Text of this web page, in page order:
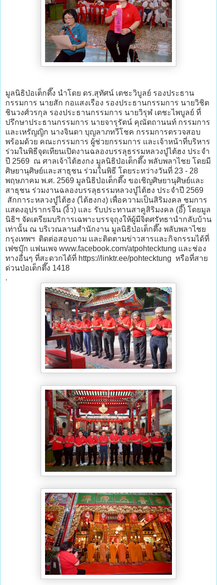
มูลนิธิป่อเต็กตึ๊ง นำโดย ดร.สุทัศน์ เตชะวิบูลย์ รองประธาน
กรรมการ นายสัก กอแสงเรือง รองประธานกรรมการ นายวิชิต
ชินวงศ์วรกุล รองประธานกรรมการ นายวิรุฬ เตชะไพบูลย์ ที่
ปรึกษาประธานกรรมการ นายจารุรัตน์ คุณัตถานนท์ กรรมการ
และเหรัญญิก นางจินดา บุญลาภทวีโชค กรรมการตรวจสอบ
พร้อมด้วย คณะกรรมการ ผู้ช่วยกรรมการ และเจ้าหน้าที่บริหาร
ร่วมในพิธีจุดเทียนเปิดงานฉลองบรรลุธรรมหลวงปู่ไต้ฮง ประจำ
ปี 2569 ณ ศาลเจ้าไต้ฮงกง มูลนิธิป่อเต็กตึ๊ง พลับพลาไชย โดยมี
ศิษยานุศิษย์และสาธุชน ร่วมในพิธี โดยระหว่างวันที่ 23 - 28
พฤษภาคม พ.ศ. 2569 มูลนิธิป่อเต็กตึ๊ง ขอเชิญศิษยานุศิษย์และ
สาธุชน ร่วมงานฉลองบรรลุธรรมหลวงปู่ไต้ฮง ประจำปี 2569
สักการะหลวงปู่ไต้ฮง (ไต้ฮงกง) เพื่อความเป็นสิริมงคล ชมการ
แสดงอุปรากรจีน (งิ้ว) และ รับประทานสาคูสิริมงคล (อี๊) โดยมูล
นิธิฯ จัดเตรียมบริการเฉพาะบรรจุถุงให้ผู้มีจิตศรัทธานำกลับบ้าน
เท่านั้น ณ บริเวณลานสำนักงาน มูลนิธิป่อเต็กตึ๊ง พลับพลาไชย
กรุงเทพฯ ติดต่อสอบถาม และติดตามข่าวสารและกิจกรรมได้ที่
เฟซบุ๊ก แฟนเพจ www.facebook.com/atpohtecktung และช่อง
ทางอื่นๆ ที่สะดวกได้ที่ https://linktr.ee/pohtecktung หรือที่สาย
ด่วนป่อเต็กตึ๊ง 1418
.